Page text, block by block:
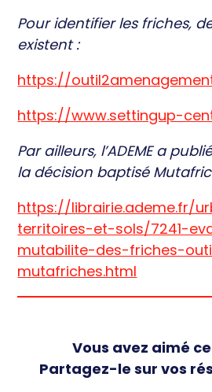
Pour identifier les friches,
existent :
https://
https://www.settingup-
Par ailleurs, l’ADEME a
la décision baptisé
https://librairie.ademe.fr/
territoires-et-sols/7241-
mutabilite-des-friches-
mutafriches.html
Vous avez aimé
Partagez-le sur vos